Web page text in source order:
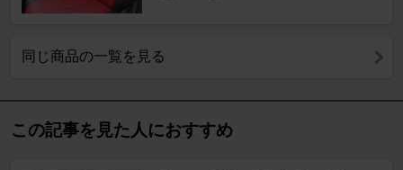
同じ商品の一覧を見る
この記事を見た人におすすめ